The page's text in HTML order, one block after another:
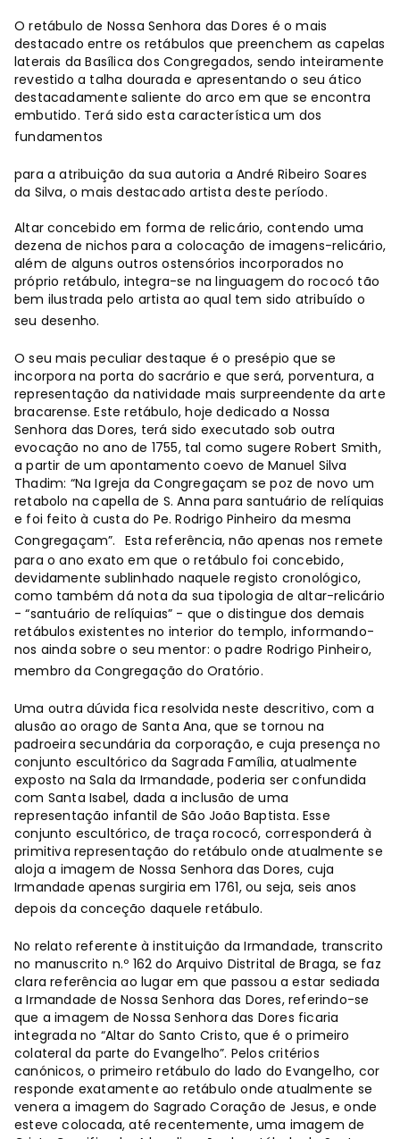
O retábulo de Nossa Senhora das Dores é o mais
destacado entre os retábulos que preenchem as capelas
laterais da Basílica dos Congregados, sendo inteiramente
revestido a talha dourada e apresentando o seu ático
destacadamente saliente do arco em que se encontra
embutido. Terá sido esta característica um dos
fundamentos
para a atribuição da sua autoria a André Ribeiro Soares
da Silva, o mais destacado artista deste período.
Altar concebido em forma de relicário, contendo uma
dezena de nichos para a colocação de imagens-relicário,
além de alguns outros ostensórios incorporados no
próprio retábulo, integra-se na linguagem do rococó tão
bem ilustrada pelo artista ao qual tem sido atribuído o
seu desenho.
O seu mais peculiar destaque é o presépio que se
incorpora na porta do sacrário e que será, porventura, a
representação da natividade mais surpreendente da arte
bracarense. Este retábulo, hoje dedicado a Nossa
Senhora das Dores, terá sido executado sob outra
evocação no ano de 1755, tal como sugere Robert Smith,
a partir de um apontamento coevo de Manuel Silva
Thadim: “Na Igreja da Congregaçam se poz de novo um
retabolo na capella de S. Anna para santuário de relíquias
e foi feito à custa do Pe. Rodrigo Pinheiro da mesma
Congregaçam”.
Esta referência, não apenas nos remete
para o ano exato em que o retábulo foi concebido,
devidamente sublinhado naquele registo cronológico,
como também dá nota da sua tipologia de altar-relicário
- “santuário de relíquias” - que o distingue dos demais
retábulos existentes no interior do templo, informando-
nos ainda sobre o seu mentor: o padre Rodrigo Pinheiro,
membro da Congregação do Oratório.
Uma outra dúvida fica resolvida neste descritivo, com a
alusão ao orago de Santa Ana, que se tornou na
padroeira secundária da corporação, e cuja presença no
conjunto escultórico da Sagrada Família, atualmente
exposto na Sala da Irmandade, poderia ser confundida
com Santa Isabel, dada a inclusão de uma
representação infantil de São João Baptista. Esse
conjunto escultórico, de traça rococó, corresponderá à
primitiva representação do retábulo onde atualmente se
aloja a imagem de Nossa Senhora das Dores, cuja
Irmandade apenas surgiria em 1761, ou seja, seis anos
depois da conceção daquele retábulo.
No relato referente à instituição da Irmandade, transcrito
no manuscrito n.º 162 do Arquivo Distrital de Braga, se faz
clara referência ao lugar em que passou a estar sediada
a Irmandade de Nossa Senhora das Dores, referindo-se
que a imagem de Nossa Senhora das Dores ficaria
integrada no “Altar do Santo Cristo, que é o primeiro
colateral da parte do Evangelho”. Pelos critérios
canónicos, o primeiro retábulo do lado do Evangelho, cor
responde exatamente ao retábulo onde atualmente se
venera a imagem do Sagrado Coração de Jesus, e onde
esteve colocada, até recentemente, uma imagem de